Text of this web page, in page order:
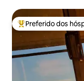
Entre os melhores
Preferido dos